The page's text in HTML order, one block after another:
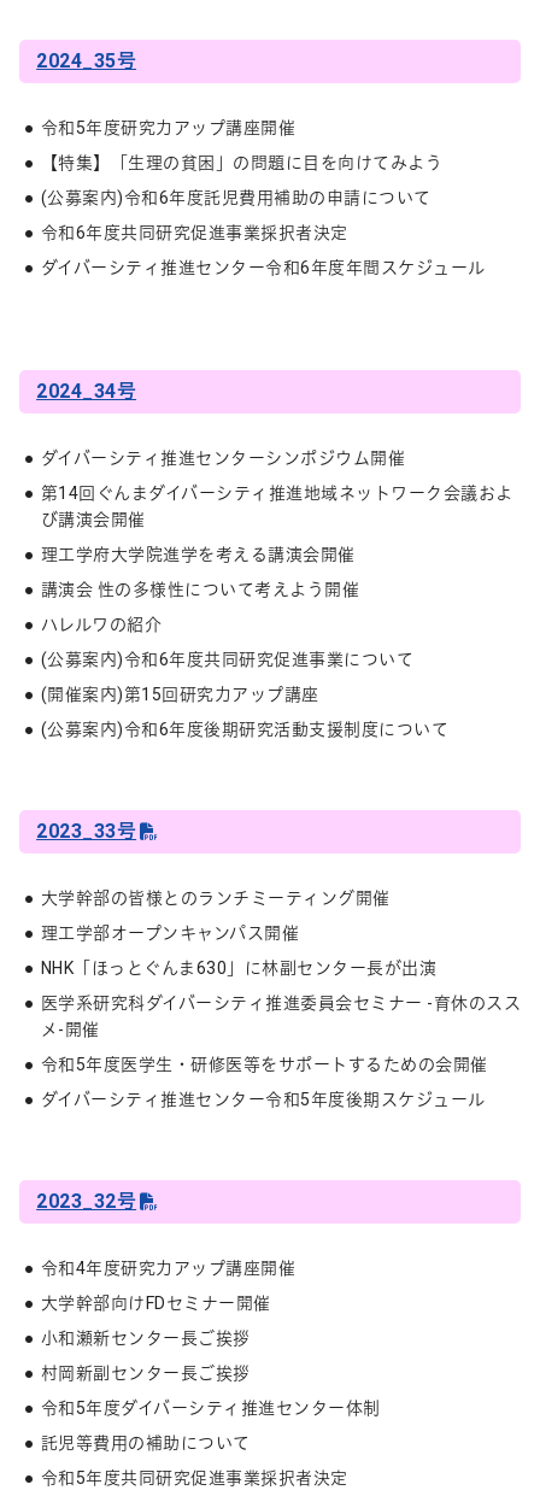
2024_35号
令和5年度研究力アップ講座開催
【特集】「生理の貧困」の問題に目を向けてみよう
(公募案内)令和6年度託児費用補助の申請について
令和6年度共同研究促進事業採択者決定
ダイバーシティ推進センター令和6年度年間スケジュール
2024_34号
ダイバーシティ推進センターシンポジウム開催
第14回ぐんまダイバーシティ推進地域ネットワーク会議およ
び講演会開催
理工学府大学院進学を考える講演会開催
講演会 性の多様性について考えよう開催
ハレルワの紹介
(公募案内)令和6年度共同研究促進事業について
(開催案内)第15回研究力アップ講座
(公募案内)令和6年度後期研究活動支援制度について
2023_33号
大学幹部の皆様とのランチミーティング開催
理工学部オープンキャンパス開催
NHK「ほっとぐんま630」に林副センター長が出演
医学系研究科ダイバーシティ推進委員会セミナー -育休のスス
メ-開催
令和5年度医学生・研修医等をサポートするための会開催
ダイバーシティ推進センター令和5年度後期スケジュール
2023_32号
令和4年度研究力アップ講座開催
大学幹部向けFDセミナー開催
小和瀬新センター長ご挨拶
村岡新副センター長ご挨拶
令和5年度ダイバーシティ推進センター体制
託児等費用の補助について
令和5年度共同研究促進事業採択者決定